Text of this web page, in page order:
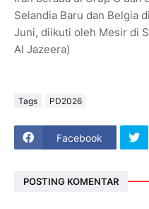
Selandia Baru dan Belgia
Juni, diikuti oleh Mesir di
Al Jazeera)
Tags PD2026
Facebook
POSTING KOMENTAR